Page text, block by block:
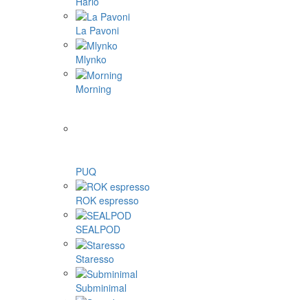
La Pavoni
Mlynko
Morning
PUQ
ROK espresso
SEALPOD
Staresso
Subminimal